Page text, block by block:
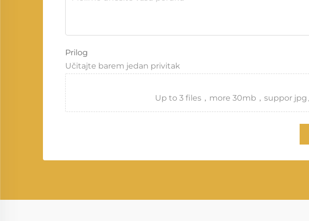
Prilog
Učitajte barem jedan privitak
Up to 3 files，more 30mb，suppor